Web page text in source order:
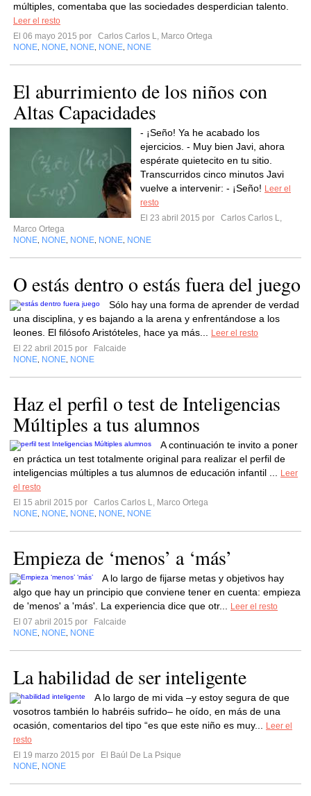
múltiples, comentaba que las sociedades desperdician talento.
Leer el resto
El 06 mayo 2015 por
Carlos Carlos L, Marco Ortega
NONE NONE NONE NONE NONE
El aburrimiento de los niños con
Altas Capacidades
- ¡Seño! Ya he acabado los
ejercicios. - Muy bien Javi, ahora
espérate quietecito en tu sitio.
Transcurridos cinco minutos Javi
vuelve a intervenir: - ¡Seño! Leer el
resto
El 23 abril 2015 por
Carlos Carlos L,
Marco Ortega
NONE NONE NONE NONE NONE
O estás dentro o estás fuera del juego
Sólo hay una forma de aprender de verdad
una disciplina, y es bajando a la arena y enfrentándose a los
leones. El filósofo Aristóteles, hace ya más...
Leer el resto
El 22 abril 2015 por
Falcaide
NONE NONE NONE
Haz el perfil o test de Inteligencias
Múltiples a tus alumnos
A continuación te invito a poner
en práctica un test totalmente original para realizar el perfil de
inteligencias múltiples a tus alumnos de educación infantil ...
Leer
el resto
El 15 abril 2015 por
Carlos Carlos L, Marco Ortega
NONE NONE NONE NONE NONE
Empieza de ‘menos’ a ‘más’
A lo largo de fijarse metas y objetivos hay
algo que hay un principio que conviene tener en cuenta: empieza
de 'menos' a 'más'. La experiencia dice que otr...
Leer el resto
El 07 abril 2015 por
Falcaide
NONE NONE NONE
La habilidad de ser inteligente
A lo largo de mi vida –y estoy segura de que
vosotros también lo habréis sufrido– he oído, en más de una
ocasión, comentarios del tipo “es que este niño es muy...
Leer el
resto
El 19 marzo 2015 por
El Baúl De La Psique
NONE NONE